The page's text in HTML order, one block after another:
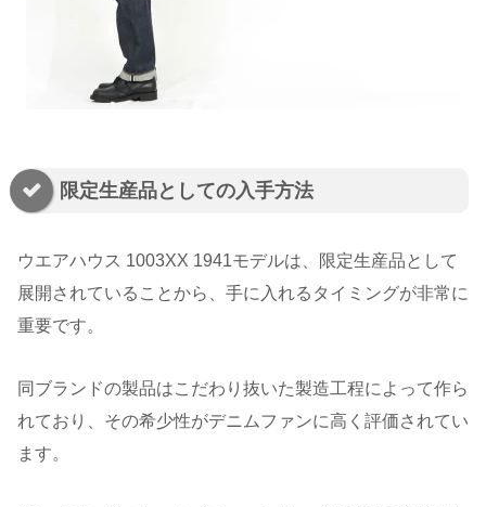
限定生産品としての入手方法
ウエアハウス 1003XX 1941モデルは、限定生産品として
展開されていることから、手に入れるタイミングが非常に
重要です。
同ブランドの製品はこだわり抜いた製造工程によって作ら
れており、その希少性がデニムファンに高く評価されてい
ます。